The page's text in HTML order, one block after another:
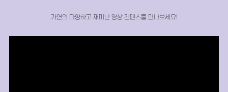
가연의 다양하고 재미난 영상 컨텐츠를 만나보세요!